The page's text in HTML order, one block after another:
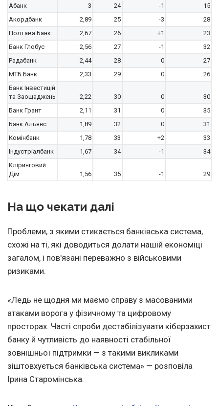
Абанк 3 24 -1
15
Акордбанк
2,89 25 -3
28
Полтава Банк
2,67 26 +1
23
Банк Глобус
2,56 27 -1
32
Радабанк
2,44 28 0
27
МТБ Банк
2,33 29 0
26
Банк Інвестицій
та Заощаджень
2,22 30 0
30
Банк Грант
2,11 31 0
35
Банк Альянс
1,89 32 0
31
Комінбанк
1,78 33 +2
33
Індустріалбанк
1,67 34 -1
34
Кліринговий
Дім
1,56 35 -1 29
На що чекати далі
Проблеми, з якими стикається банківська система,
схожі на ті, які доводиться долати нашій економіці
загалом, і пов'язані переважно з військовими
ризиками.
«Ледь не щодня ми маємо справу з масованими
атаками ворога у фізичному та цифровому
просторах. Часті спроби дестабілізувати кіберзахист
банку й чутливість до наявності стабільної
зовнішньої підтримки — з такими викликами
зіштовхується банківська система» — розповіла
Ірина Старомінська.